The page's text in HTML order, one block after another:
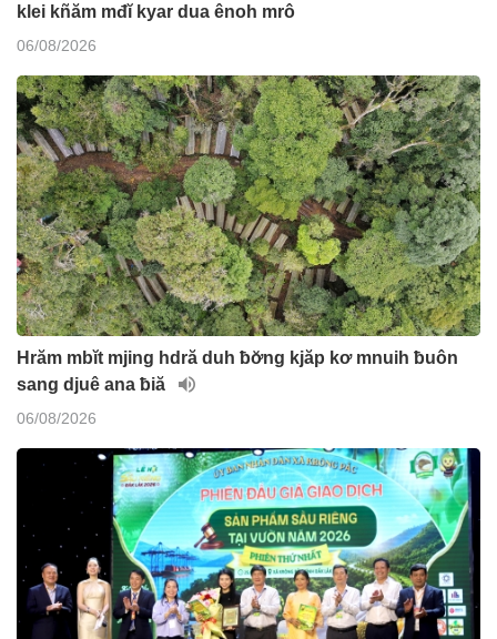
klei kñăm mđĭ kyar dua ênoh mrô
06/08/2026
Hrăm mbĭt mjing hdră duh ƀơ̆ng kjăp kơ mnuih ƀuôn
sang djuê ana ƀiă
06/08/2026